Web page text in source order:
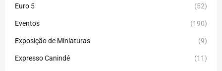
Euro 5 (52)
Eventos (190)
Exposição de Miniaturas (9)
Expresso Canindé (11)